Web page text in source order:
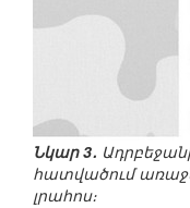
Նկար 3․
հատվածում
լրահոս։